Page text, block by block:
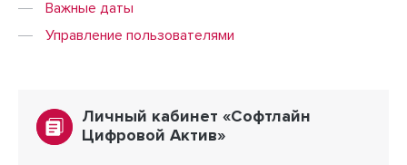
Важные даты
Управление пользователями
Личный кабинет «Софтлайн
Цифровой Актив»